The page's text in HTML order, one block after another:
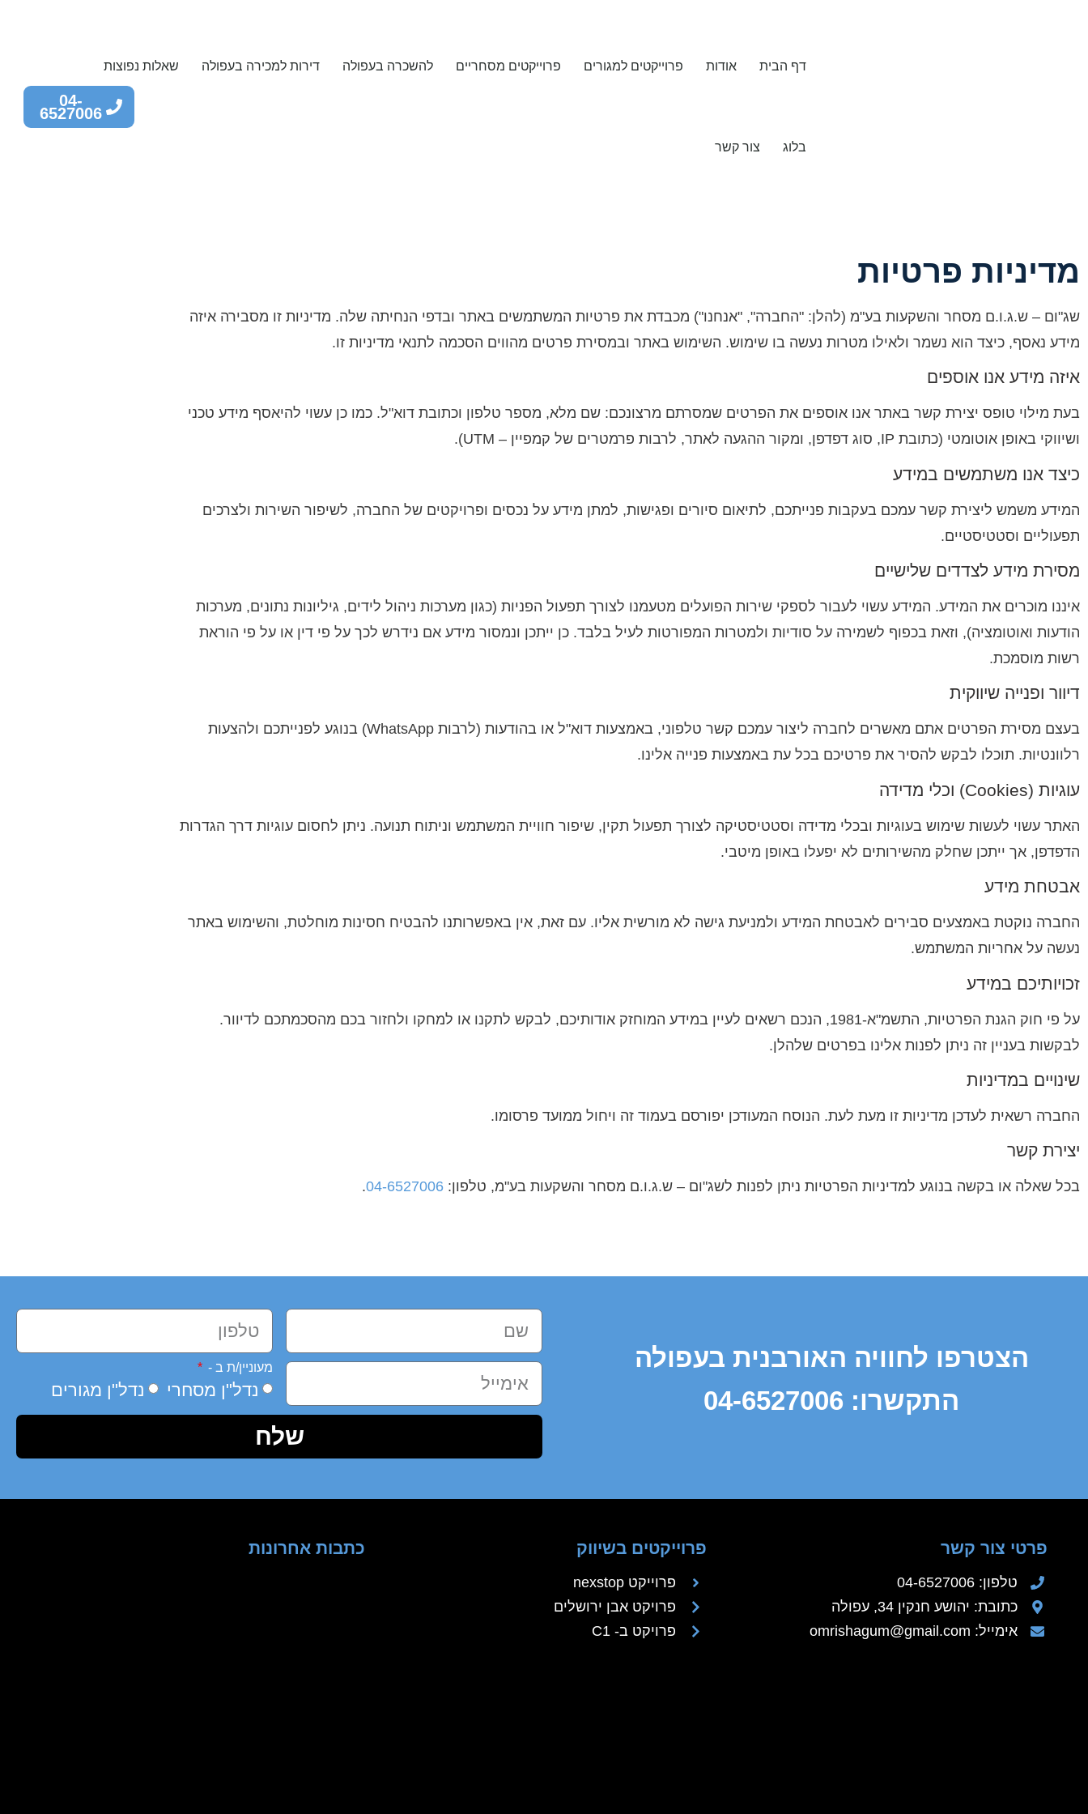
דף הבית אודות פרוייקטים למגורים פרוייקטים מסחריים להשכרה בעפולה דירות למכירה בעפולה שאלות נפוצות
בלוג צור קשר
04-
6527006
מדיניות פרטיות
שג"ום – ש.ג.ו.ם מסחר והשקעות בע"מ (להלן: "החברה", "אנחנו") מכבדת את פרטיות המשתמשים באתר ובדפי הנחיתה שלה. מדיניות זו מסבירה איזה
מידע נאסף, כיצד הוא נשמר ולאילו מטרות נעשה בו שימוש. השימוש באתר ובמסירת פרטים מהווים הסכמה לתנאי מדיניות זו.
איזה מידע אנו אוספים
בעת מילוי טופס יצירת קשר באתר אנו אוספים את הפרטים שמסרתם מרצונכם: שם מלא, מספר טלפון וכתובת דוא"ל. כמו כן עשוי להיאסף מידע טכני
ושיווקי באופן אוטומטי (כתובת IP, סוג דפדפן, ומקור ההגעה לאתר, לרבות פרמטרים של קמפיין – UTM).
כיצד אנו משתמשים במידע
המידע משמש ליצירת קשר עמכם בעקבות פנייתכם, לתיאום סיורים ופגישות, למתן מידע על נכסים ופרויקטים של החברה, לשיפור השירות ולצרכים
תפעוליים וסטטיסטיים.
מסירת מידע לצדדים שלישיים
איננו מוכרים את המידע. המידע עשוי לעבור לספקי שירות הפועלים מטעמנו לצורך תפעול הפניות (כגון מערכות ניהול לידים, גיליונות נתונים, מערכות
הודעות ואוטומציה), וזאת בכפוף לשמירה על סודיות ולמטרות המפורטות לעיל בלבד. כן ייתכן ונמסור מידע אם נידרש לכך על פי דין או על פי הוראת
רשות מוסמכת.
דיוור ופנייה שיווקית
בעצם מסירת הפרטים אתם מאשרים לחברה ליצור עמכם קשר טלפוני, באמצעות דוא"ל או בהודעות (לרבות WhatsApp) בנוגע לפנייתכם ולהצעות
רלוונטיות. תוכלו לבקש להסיר את פרטיכם בכל עת באמצעות פנייה אלינו.
עוגיות (Cookies) וכלי מדידה
האתר עשוי לעשות שימוש בעוגיות ובכלי מדידה וסטטיסטיקה לצורך תפעול תקין, שיפור חוויית המשתמש וניתוח תנועה. ניתן לחסום עוגיות דרך הגדרות
הדפדפן, אך ייתכן שחלק מהשירותים לא יפעלו באופן מיטבי.
אבטחת מידע
החברה נוקטת באמצעים סבירים לאבטחת המידע ולמניעת גישה לא מורשית אליו. עם זאת, אין באפשרותנו להבטיח חסינות מוחלטת, והשימוש באתר
נעשה על אחריות המשתמש.
זכויותיכם במידע
על פי חוק הגנת הפרטיות, התשמ"א-1981, הנכם רשאים לעיין במידע המוחזק אודותיכם, לבקש לתקנו או למחקו ולחזור בכם מהסכמתכם לדיוור.
לבקשות בעניין זה ניתן לפנות אלינו בפרטים שלהלן.
שינויים במדיניות
החברה רשאית לעדכן מדיניות זו מעת לעת. הנוסח המעודכן יפורסם בעמוד זה ויחול ממועד פרסומו.
יצירת קשר
בכל שאלה או בקשה בנוגע למדיניות הפרטיות ניתן לפנות לשג"ום – ש.ג.ו.ם מסחר והשקעות בע"מ, טלפון: 04-6527006
.
הצטרפו לחוויה האורבנית בעפולה
התקשרו: 04-6527006
מעוניין/ת ב -
נדל"ן מסחרי נדל"ן מגורים
שלח
פרטי צור קשר
טלפון: 04-6527006
כתובת: יהושע חנקין 34, עפולה
אימייל: omrishagum@gmail.com
פרוייקטים בשיווק
פרוייקט nexstop
פרויקט אבן ירושלים
פרויקט ב- C1
כתבות אחרונות